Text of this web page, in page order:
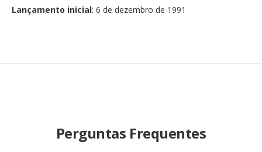
Lançamento inicial: 6 de dezembro de 1991
Perguntas Frequentes